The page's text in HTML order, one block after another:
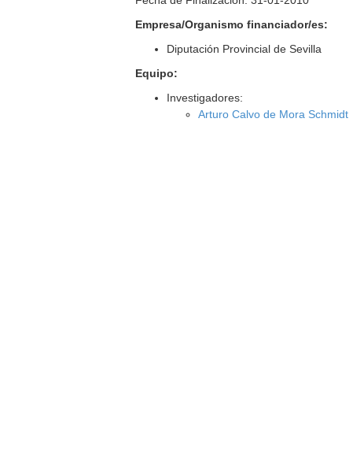
Empresa/Organismo financiador/es:
Diputación Provincial de Sevilla
Equipo:
Investigadores:
Arturo Calvo de Mora Schmidt